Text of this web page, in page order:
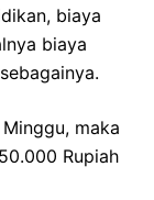
biaya
biaya
maka
Rupiah